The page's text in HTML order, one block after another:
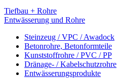
Tiefbau + Rohre
Entwässerung und Rohre
Steinzeug / VPC / Awadock
Betonrohre, Betonformteile
Kunststoffrohre / PVC / PP
Dränage- / Kabelschutzrohre
Entwässerungsprodukte